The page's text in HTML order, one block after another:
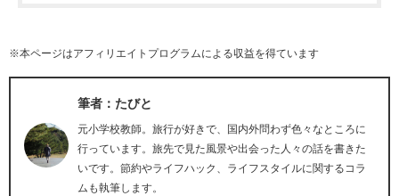
※本ページはアフィリエイトプログラムによる収益を得ています
筆者：たびと
元小学校教師。旅行が好きで、国内外問わず色々なところに
行っています。旅先で見た風景や出会った人々の話を書きた
いです。節約やライフハック、ライフスタイルに関するコラ
ムも執筆します。